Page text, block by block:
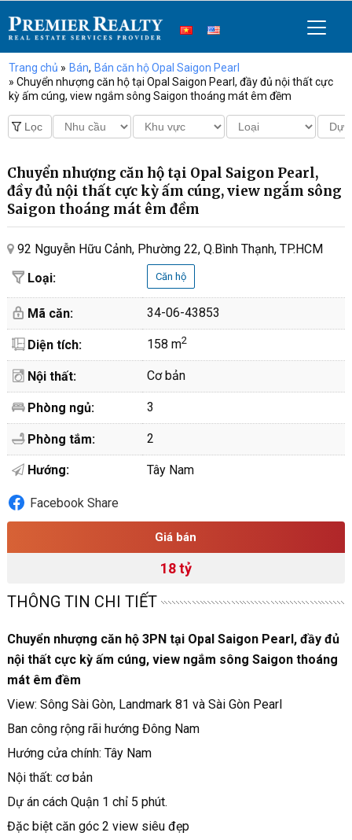
Trang chủ » Bán, Bán căn hộ Opal Saigon Pearl
» Chuyển nhượng căn hộ tại Opal Saigon Pearl, đầy đủ nội thất cực
kỳ ấm cúng, view ngắm sông Saigon thoáng mát êm đềm
Chuyển nhượng căn hộ tại Opal Saigon Pearl,
đầy đủ nội thất cực kỳ ấm cúng, view ngắm sông
Saigon thoáng mát êm đềm
92 Nguyễn Hữu Cảnh, Phường 22, Q.Bình Thạnh, TP.HCM
Loại:
Căn hộ
Mã căn: 34-06-43853
Diện tích: 158 m2
Nội thất: Cơ bản
Phòng ngủ: 3
Phòng tắm: 2
Hướng: Tây Nam
Facebook Share
Giá bán
18 tỷ
THÔNG TIN CHI TIẾT
Chuyển nhượng căn hộ 3PN tại Opal Saigon Pearl, đầy đủ
nội thất cực kỳ ấm cúng, view ngắm sông Saigon thoáng
mát êm đềm
View: Sông Sài Gòn, Landmark 81 và Sài Gòn Pearl
Ban công rộng rãi hướng Đông Nam
Hướng cửa chính: Tây Nam
Nội thất: cơ bản
Dự án cách Quận 1 chỉ 5 phút.
Đặc biệt căn góc 2 view siêu đẹp